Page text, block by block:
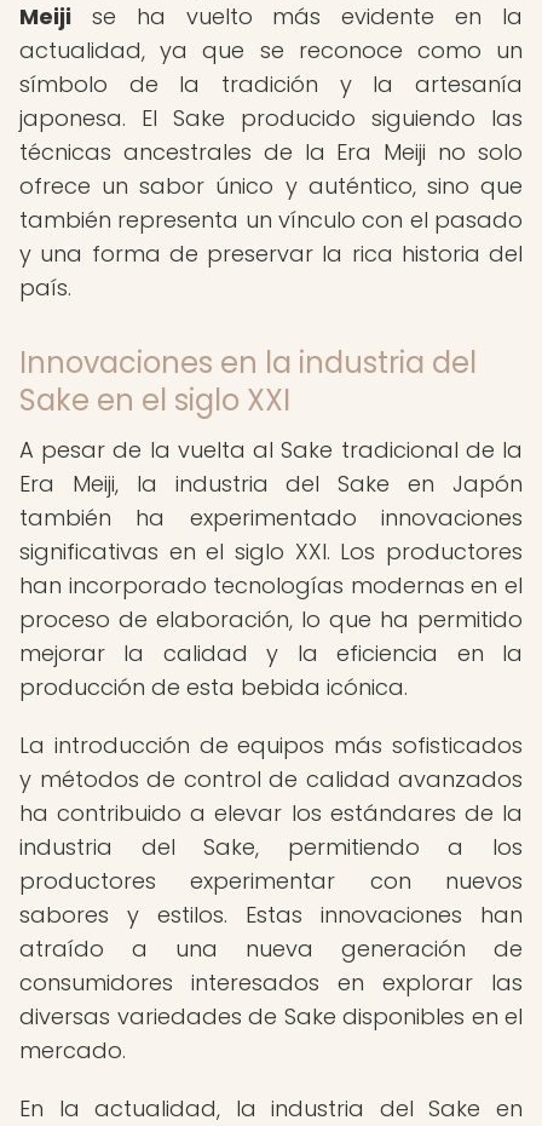
Meiji se ha vuelto más evidente en la
actualidad, ya que se reconoce como un
símbolo de la tradición y la artesanía
japonesa. El Sake producido siguiendo las
técnicas ancestrales de la Era Meiji no solo
ofrece un sabor único y auténtico, sino que
también representa un vínculo con el pasado
y una forma de preservar la rica historia del
país.
Innovaciones en la industria del
Sake en el siglo XXI
A pesar de la vuelta al Sake tradicional de la
Era Meiji, la industria del Sake en Japón
también ha experimentado innovaciones
significativas en el siglo XXI. Los productores
han incorporado tecnologías modernas en el
proceso de elaboración, lo que ha permitido
mejorar la calidad y la eficiencia en la
producción de esta bebida icónica.
La introducción de equipos más sofisticados
y métodos de control de calidad avanzados
ha contribuido a elevar los estándares de la
industria del Sake, permitiendo a los
productores experimentar con nuevos
sabores y estilos. Estas innovaciones han
atraído a una nueva generación de
consumidores interesados en explorar las
diversas variedades de Sake disponibles en el
mercado.
En la actualidad, la industria del Sake en